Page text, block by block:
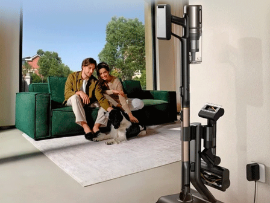
Обзор вертикального пылесоса Dreame Z40 AquaCycle
Pro: гибкий подход к уборке